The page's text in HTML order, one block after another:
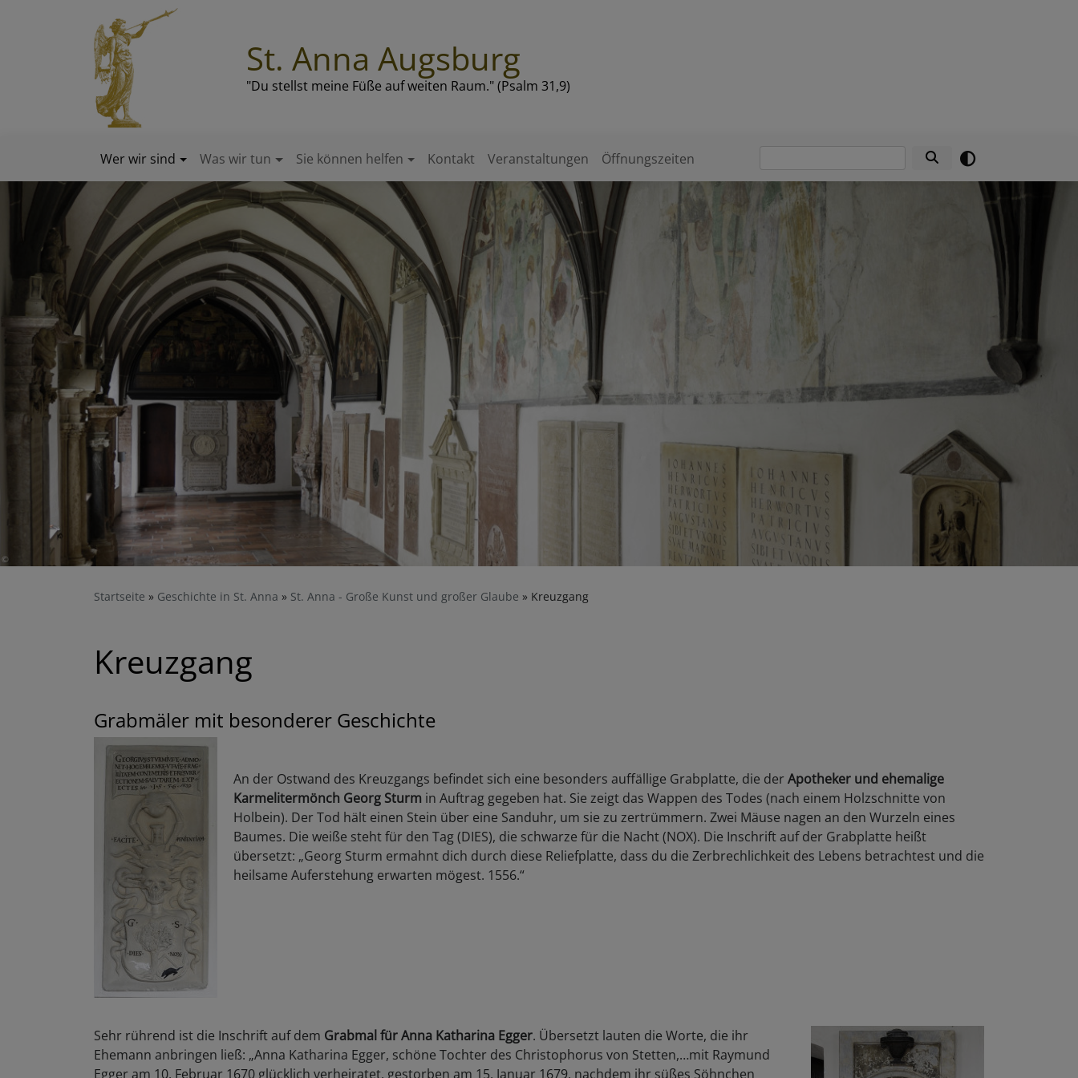
St. Anna Augsburg
"Du stellst meine Füße auf weiten Raum." (Psalm 31,9)
Hauptnavigation
Wer wir sind Was wir tun Sie können helfen Kontakt Veranstaltungen Öffnungszeiten
Startseite Geschichte in St. Anna St. Anna - Große Kunst und großer Glaube Kreuzgang
Kreuzgang
Grabmäler mit besonderer Geschichte
An der Ostwand des Kreuzgangs befindet sich eine besonders auffällige Grabplatte, die derApotheker und ehemalige
Karmelitermönch Georg Sturm in Auftrag gegeben hat. Sie zeigt das Wappen des Todes (nach einem Holzschnitte von
Holbein). Der Tod hält einen Stein über eine Sanduhr, um sie zu zertrümmern. Zwei Mäuse nagen an den Wurzeln eines
Baumes. Die weiße steht für den Tag (DIES), die schwarze für die Nacht (NOX). Die Inschrift auf der Grabplatte heißt
übersetzt: „Georg Sturm ermahnt dich durch diese Reliefplatte, dass du die Zerbrechlichkeit des Lebens betrachtest und die
heilsame Auferstehung erwarten mögest. 1556.“
Sehr rührend ist die Inschrift auf dem Grabmal für Anna Katharina Egger. Übersetzt lauten die Worte, die ihr
Ehemann anbringen ließ: „Anna Katharina Egger, schöne Tochter des Christophorus von Stetten,…mit Raymund
Egger am 10. Februar 1670 glücklich verheiratet, gestorben am 15. Januar 1679, nachdem ihr süßes Söhnchen